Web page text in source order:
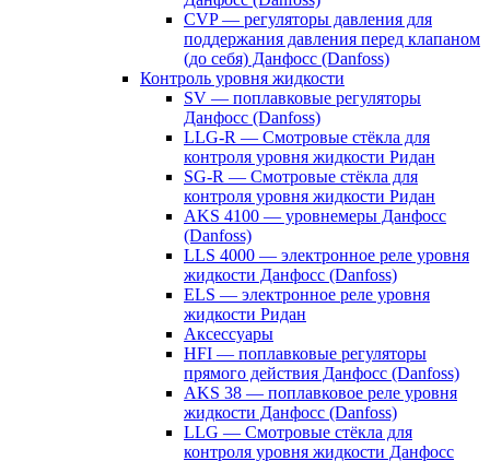
CVP — регуляторы давления для
поддержания давления перед клапаном
(до себя) Данфосс (Danfoss)
Контроль уровня жидкости
SV — поплавковые регуляторы
Данфосс (Danfoss)
LLG-R — Смотровые стёкла для
контроля уровня жидкости Ридан
SG-R — Смотровые стёкла для
контроля уровня жидкости Ридан
AKS 4100 — уровнемеры Данфосс
(Danfoss)
LLS 4000 — электронное реле уровня
жидкости Данфосс (Danfoss)
ELS — электронное реле уровня
жидкости Ридан
Аксессуары
HFI — поплавковые регуляторы
прямого действия Данфосс (Danfoss)
AKS 38 — поплавковое реле уровня
жидкости Данфосс (Danfoss)
LLG — Смотровые стёкла для
контроля уровня жидкости Данфосс